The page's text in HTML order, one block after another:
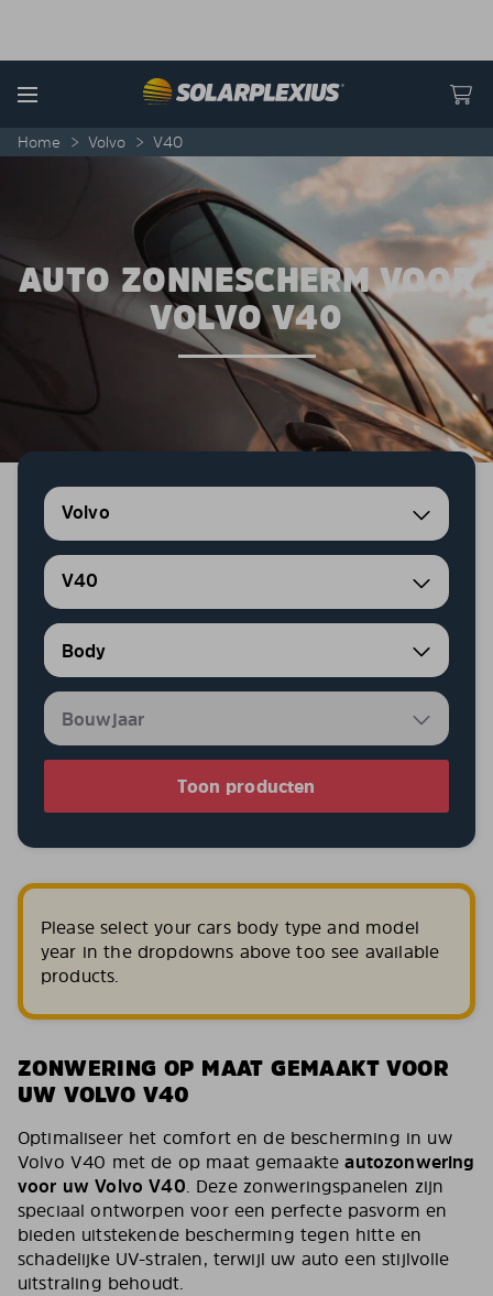
Menu
Home > Volvo > V40
AUTO ZONNESCHERM VOOR
VOLVO V40
Volvo
V40
Toon producten
Please select your cars body type and model
year in the dropdowns above too see available
products.
ZONWERING OP MAAT GEMAAKT VOOR
UW VOLVO V40
Optimaliseer het comfort en de bescherming in uw
Volvo V40 met de op maat gemaakteautozonwering
voor uw Volvo V40. Deze zonweringspanelen zijn
speciaal ontworpen voor een perfecte pasvorm en
bieden uitstekende bescherming tegen hitte en
schadelijke UV-stralen, terwijl uw auto een stijlvolle
uitstraling behoudt.